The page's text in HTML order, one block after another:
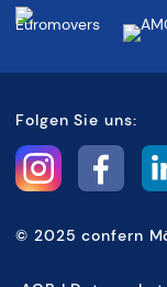
© 2025 confern
Folgen Sie uns: